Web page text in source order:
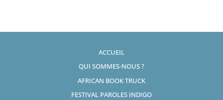
ACCUEIL
QUI SOMMES-NOUS ?
AFRICAN BOOK TRUCK
FESTIVAL PAROLES INDIGO